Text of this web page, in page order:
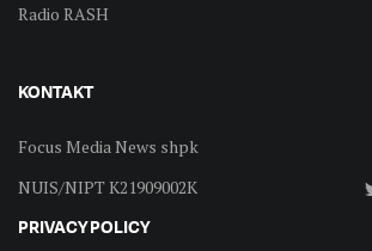
Radio RASH
KONTAKT
Focus Media News shpk
NUIS/NIPT K21909002K
PRIVACY POLICY